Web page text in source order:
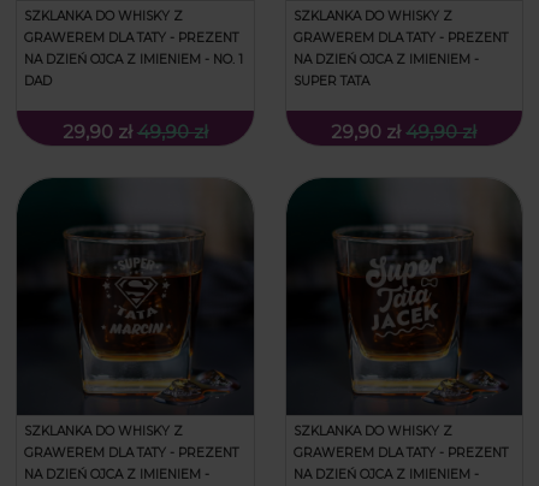
SZKLANKA DO WHISKY Z
GRAWEREM DLA TATY - PREZENT
NA DZIEŃ OJCA Z IMIENIEM - NO. 1
DAD
29,90 zł 49,90 zł
SZKLANKA DO WHISKY Z
GRAWEREM DLA TATY - PREZENT
NA DZIEŃ OJCA Z IMIENIEM -
SUPER TATA
29,90 zł 49,90 zł
SZKLANKA DO WHISKY Z
GRAWEREM DLA TATY - PREZENT
NA DZIEŃ OJCA Z IMIENIEM -
SZKLANKA DO WHISKY Z
GRAWEREM DLA TATY - PREZENT
NA DZIEŃ OJCA Z IMIENIEM -